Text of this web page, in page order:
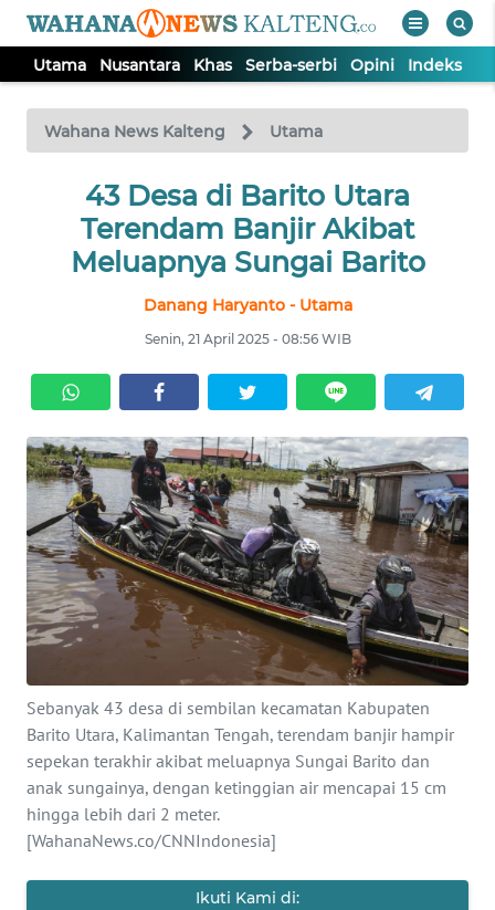
Utama Nusantara Khas Serba-serbi Opini Indeks
Wahana News Kalteng Utama
43 Desa di Barito Utara
Terendam Banjir Akibat
Meluapnya Sungai Barito
Danang Haryanto - Utama
Senin, 21 April 2025 - 08:56 WIB
Sebanyak 43 desa di sembilan kecamatan Kabupaten
Barito Utara, Kalimantan Tengah, terendam banjir hampir
sepekan terakhir akibat meluapnya Sungai Barito dan
anak sungainya, dengan ketinggian air mencapai 15 cm
hingga lebih dari 2 meter.
[WahanaNews.co/CNNIndonesia]
Ikuti Kami di:
TV
Tutup
NUSANTARA
SERBA-
SERBI
OPINI
Informasi
INDEKS
BERITA
KONTAK
INFO
IKLAN
TENTANG
KAMI